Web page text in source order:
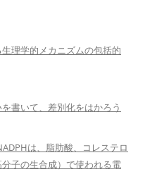
理学的メカニズムの包括的
書いて、差別化をはかろう
は、脂肪酸、コレステロ
子の生合成）で使われる電